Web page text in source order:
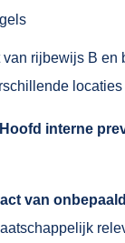
van rijbewijs B en
locaties
interne
van